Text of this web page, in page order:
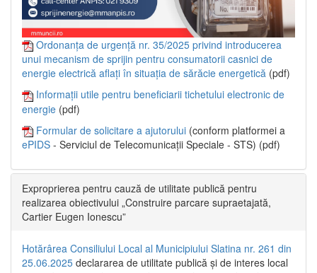
Ordonanța de urgență nr. 35/2025 privind introducerea
unui mecanism de sprijin pentru consumatorii casnici de
energie electrică aflați în situația de sărăcie energetică (pdf)
Informații utile pentru beneficiarii tichetului electronic de
energie (pdf)
Formular de solicitare a ajutorului (conform platformei a
ePIDS - Serviciul de Telecomunicații Speciale - STS) (pdf)
Exproprierea pentru cauză de utilitate publică pentru
realizarea obiectivului „Construire parcare supraetajată,
Cartier Eugen Ionescu”
Hotărârea Consiliului Local al Municipiului Slatina nr. 261 din
25.06.2025 declararea de utilitate publică și de interes local